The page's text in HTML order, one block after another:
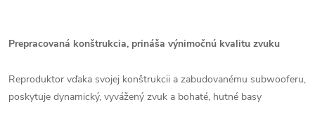
Prepracovaná konštrukcia, prináša výnimočnú kvalitu zvuku
Reproduktor vďaka svojej konštrukcii a zabudovanému subwooferu,
poskytuje dynamický, vyvážený zvuk a bohaté, hutné basy